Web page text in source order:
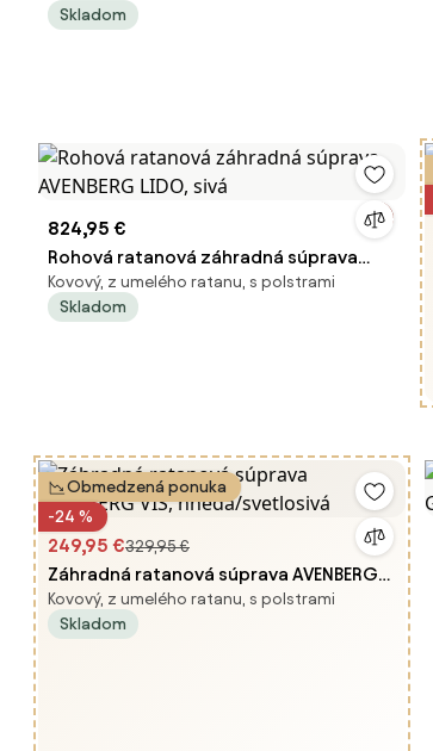
Skladom
824,95 €
Rohová ratanová záhradná súprava
AVENBERG LIDO, sivá
Kovový, z umelého ratanu, s polstrami
Skladom
Obmedzená ponuka
-24 %
249,95 €329,95 €
Záhradná ratanová súprava AVENBERG
VIS, hnedá/svetlosivá
Kovový, z umelého ratanu, s polstrami
Skladom